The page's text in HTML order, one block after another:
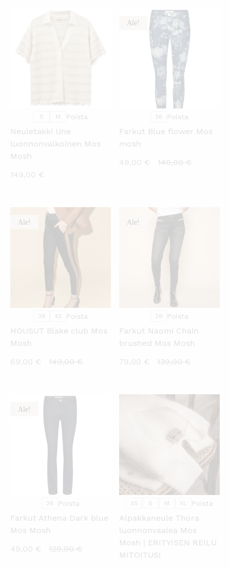
S M Poista
Neuletakki Une
luonnonvalkoinen Mos
Mosh
149,00 €
Ale!
26 Poista
Farkut Blue flower Mos
mosh
49,00 €
Nykyinen
149,00€
Ale! KATSO PIKANÄKYMÄ
38 42 Poista
HOUSUT Blake club Mos
Mosh
69,00 €
Nykyinen
69,00 €.
149,00€Alkuperäinen
Ale! KATSO PIKANÄKYMÄ
29 Poista
Farkut Naomi Chain
brushed Mos Mosh
79,00 €
Nykyinen
79,00 €.
139,00€
Ale!
26 Poista
Farkut Athena Dark blue
Mos Mosh
49,00 €
Nykyinen
129,00€Alkuperäinen
KATSO PIKANÄKYMÄ
XS S M XL Poista
Alpakkaneule Thora
luonnonvaalea Mos
Mosh | ERITYISEN REILU
MITOITUS!